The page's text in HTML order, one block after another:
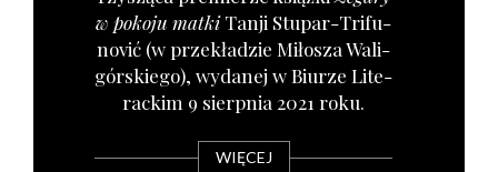
w poko­ju mat­kiTan­ji Stu­par-Tri­fu­
no­vić (w prze­kła­dzie Miło­sza Wali­
gór­skie­go), wyda­nej w Biu­rze Lite­
rac­kim 9 sierp­nia 2021 roku.
WIĘCEJ